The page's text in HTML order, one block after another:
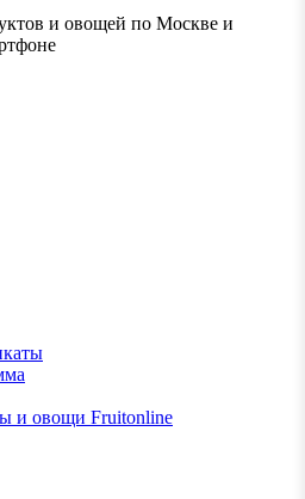
и овощей по Москве и
и овощи Fruitonline